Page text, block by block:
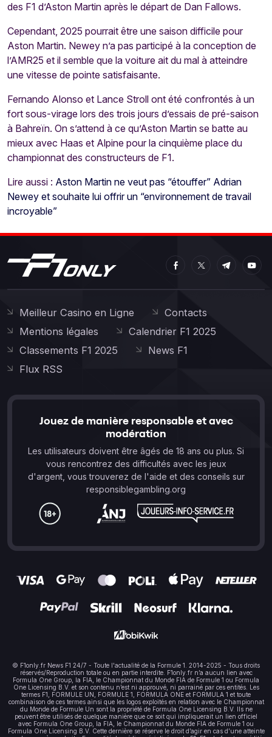
des F1 d’Aston Martin après le départ de Dan Fallows.
Cependant, 2025 pourrait être une saison difficile pour
Aston Martin. Newey n’a pas participé à la conception de
l’AMR25 et il semble que la voiture ait du mal à atteindre
une vitesse de pointe satisfaisante.
Fernando Alonso et Lance Stroll ont été confrontés à un
fort sous-virage lors des trois jours d’essais de pré-saison
à Bahreïn. On s’attend à ce qu’Aston Martin se batte au
mieux avec Haas et Alpine pour la cinquième place du
championnat des constructeurs de F1.
Lire aussi : Aston Martin ne veut pas “étouffer” Adrian
Newey et souhaite lui offrir un “environnement de travail
incroyable”
Meilleur Casino en Ligne
Contacts
Mentions légales
Calendrier F1 2025
Classements F1 2025
News F1
Flux RSS
Jouez de manière responsable et avec
modération
Les utilisateurs doivent être âgés de 18 ans ou plus. Si
vous rencontrez des difficultés avec les jeux
d'argent, vous trouverez de l'aide et des conseils sur
responsiblegambling.org
© F1only.fr News F1 24/7 - Toute l'actualité de la Formule 1. 2014-2025 - Tous droits
réservés/Reproduction totale ou en partie interdite. F1only.fr n’a aucun lien avec
Formula One Group, la FIA, le Championnat du Monde FIA de Formule 1 ou Formula
One Licensing B.V. et son contenu n’est ni approuvé, ni parrainé par ces entités. Les
termes F1, FORMULE UN, FORMULE 1, FORMULA ONE et FORMULA 1 et toute
combinaison de ces termes ainsi que les logos exploités en relation avec le Championnat
du Monde de Formule Un sont la propriété de Formula One Licensing B.V. Ils ne
peuvent être utilisés de quelque manière que ce soit qui impliquerait un lien officiel
avec Formula One Group, la FIA, le Championnat du Monde FIA de Formule 1 ou
Formula One Licensing B.V. Cette dernière se réserve le droit d’agir en cas d’une atteinte